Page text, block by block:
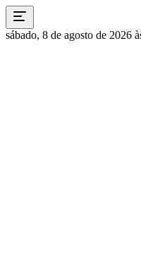
sábado, 8 de agosto de 2026